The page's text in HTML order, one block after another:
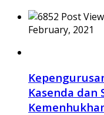
February, 2021
Kasenda dan